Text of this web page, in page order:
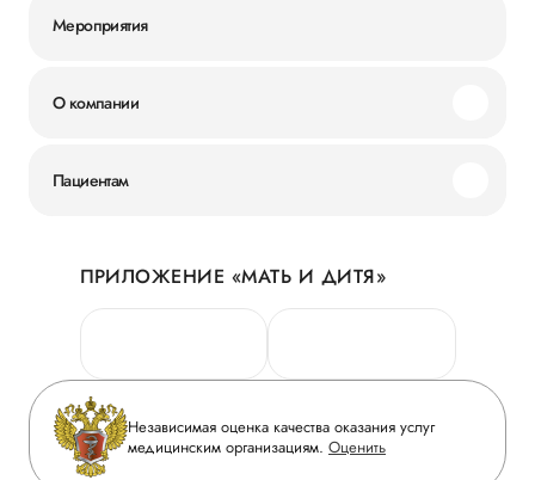
Мероприятия
О компании
Новости
Руководство
Сотрудничество
Инвесторам
Журнал «Мать и дитя»
Пациентам
Личный кабинет
Персональные данные
Горячая линия качества
Вопрос-ответ
Приложение пациента
ПРИЛОЖЕНИЕ «МАТЬ И ДИТЯ»
Независимая оценка качества оказания услуг
медицинским организациям. Оценить